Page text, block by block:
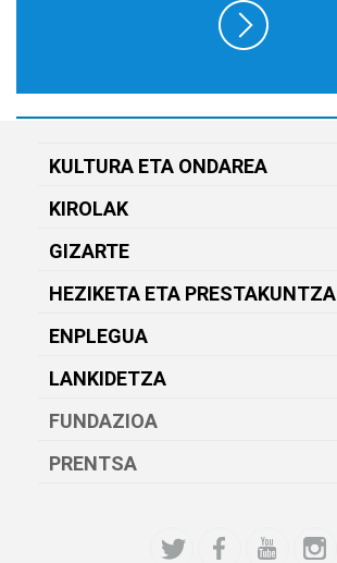
KULTURA ETA ONDAREA
KIROLAK
GIZARTE
HEZIKETA ETA PRESTAKUNTZA
ENPLEGUA
LANKIDETZA
FUNDAZIOA
PRENTSA